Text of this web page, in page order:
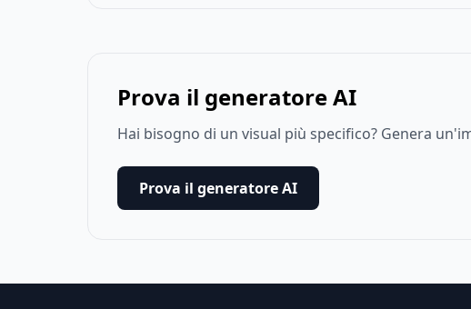
Prova il generatore AI
Hai bisogno di un visual più specifico? Genera
Prova il generatore AI